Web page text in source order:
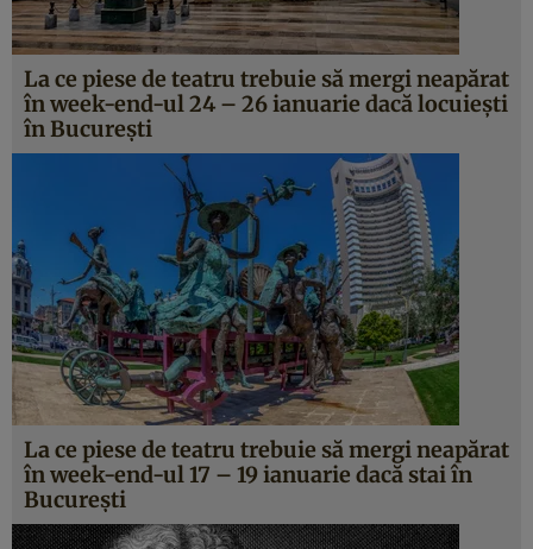
La ce piese de teatru trebuie să mergi neapărat
în week-end-ul 24 – 26 ianuarie dacă locuieşti
în Bucureşti
La ce piese de teatru trebuie să mergi neapărat
în week-end-ul 17 – 19 ianuarie dacă stai în
Bucureşti